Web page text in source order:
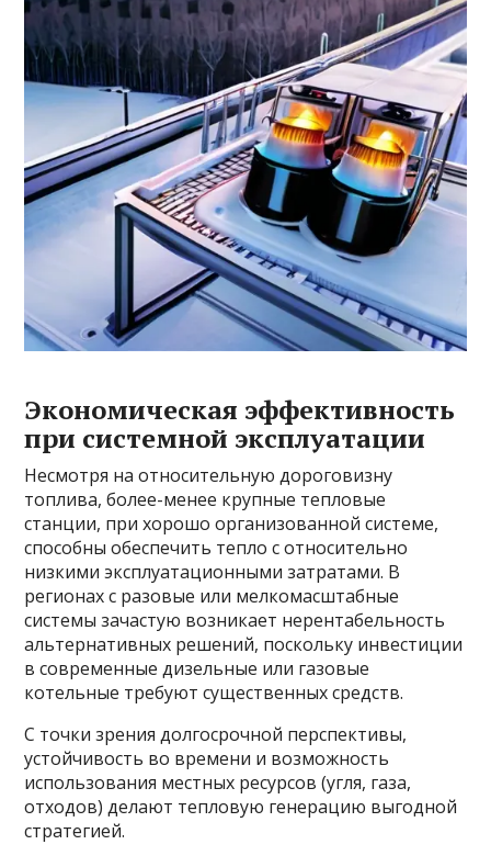
Экономическая эффективность
при системной эксплуатации
Несмотря на относительную дороговизну
топлива, более-менее крупные тепловые
станции, при хорошо организованной системе,
способны обеспечить тепло с относительно
низкими эксплуатационными затратами. В
регионах с разовые или мелкомасштабные
системы зачастую возникает нерентабельность
альтернативных решений, поскольку инвестиции
в современные дизельные или газовые
котельные требуют существенных средств.
С точки зрения долгосрочной перспективы,
устойчивость во времени и возможность
использования местных ресурсов (угля, газа,
отходов) делают тепловую генерацию выгодной
стратегией.